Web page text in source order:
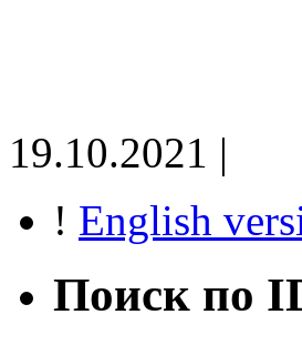
19.10.2021 |
! English
Поиск по